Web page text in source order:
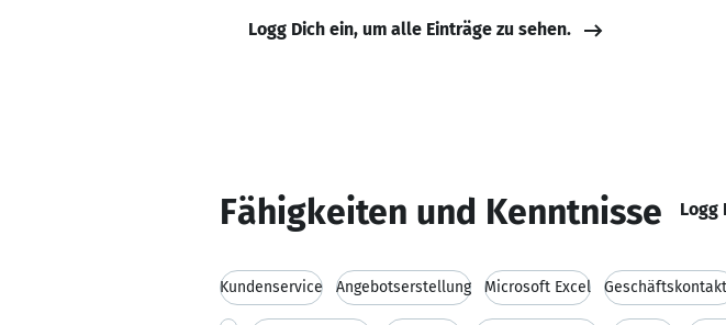
Logg Dich ein, um alle Einträge zu sehen.
Fähigkeiten und Kenntnisse Logg
Kundenservice Angebotserstellung Microsoft Excel